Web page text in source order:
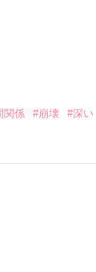
関係 #崩壊 #深い